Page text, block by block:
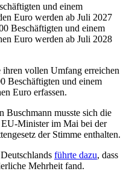
und einem
Euro werden ab Juli 2027
Beschäftigten und einem
Euro werden ab Juli 2028
vollen Umfang erreichen
Beschäftigten und einem
Euro erfassen.
Buschmann musste sich die
Minister im Mai bei der
der Stimme enthalten.
führte dazu, dass
Mehrheit fand.